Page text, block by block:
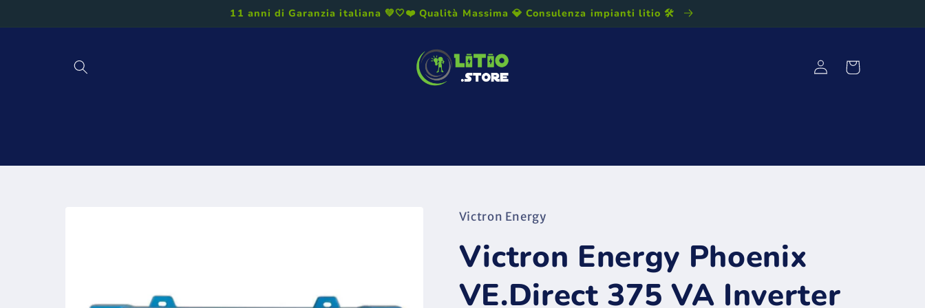
ai contenuti
11 anni di Garanzia italiana 💚🤍❤️ Qualità Massima 💎 Consulenza impianti litio 🛠️
Accedi Carrello
Victron Energy
Victron Energy Phoenix
VE.Direct 375 VA Inverter